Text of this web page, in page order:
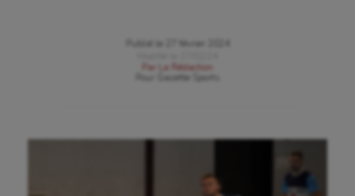
Publié le
27 février 2024
Par
La Rédaction
Gazette Sports